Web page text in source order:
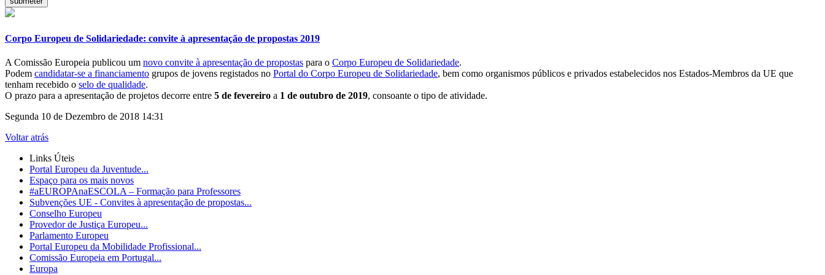
Corpo Europeu de Solidariedade: convite à apresentação de propostas 2019
A Comissão Europeia publicou um novo convite à apresentação de propostas para o Corpo Europeu de Solidariedade.
Podem candidatar-se a financiamento grupos de jovens registados no Portal do Corpo Europeu de Solidariedade, bem como organismos públicos e privados estabelecidos nos Estados-Membros da UE que
tenham recebido o selo de qualidade.
O prazo para a apresentação de projetos decorre entre 5 de fevereiro a 1 de outubro de 2019, consoante o tipo de atividade.
Segunda 10 de Dezembro de 2018 14:31
Voltar atrás
Links Úteis
Portal Europeu da Juventude...
Espaço para os mais novos
#aEUROPAnaESCOLA – Formação para Professores
Subvenções UE - Convites à apresentação de propostas...
Conselho Europeu
Provedor de Justiça Europeu...
Parlamento Europeu
Portal Europeu da Mobilidade Profissional...
Comissão Europeia em Portugal...
Europa